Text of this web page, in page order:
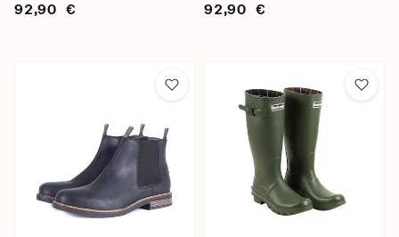
92,90 € 92,90 €